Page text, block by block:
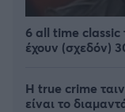
6 all time classic
έχουν (σχεδόν)
Η true crime
είναι το